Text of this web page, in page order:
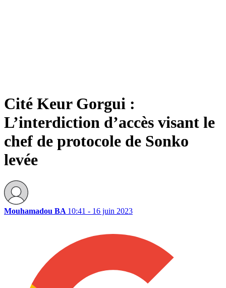
Cité Keur Gorgui :
L’interdiction d’accès visant le
chef de protocole de Sonko
levée
Mouhamadou BA 10:41 - 16 juin 2023